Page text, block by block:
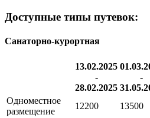
Доступные типы путевок:
Санаторно-курортная
13.02.2025
-
28.02.2025
-
Одноместное
размещение
12200 13500